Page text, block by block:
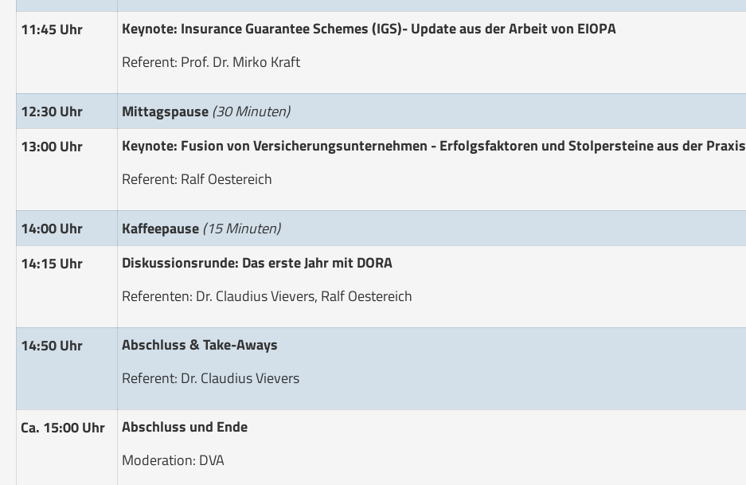
11:45 Uhr
Keynote: Insurance Guarantee Schemes (IGS)- Update aus der Arbeit von EIOPA
Referent: Prof. Dr. Mirko Kraft
12:30 Uhr Mittagspause(30 Minuten)
13:00 Uhr
Keynote: Fusion von Versicherungsunternehmen - Erfolgsfaktoren und Stolpersteine aus der Praxis
Referent: Ralf Oestereich
14:00 Uhr Kaffeepause(15 Minuten)
14:15 Uhr
Diskussionsrunde: Das erste Jahr mit DORA
Referenten: Dr. Claudius Vievers, Ralf Oestereich
14:50 Uhr
Abschluss & Take-Aways
Referent: Dr. Claudius Vievers
Ca. 15:00 Uhr
Abschluss und Ende
Moderation: DVA